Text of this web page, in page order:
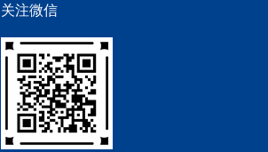
关注微信